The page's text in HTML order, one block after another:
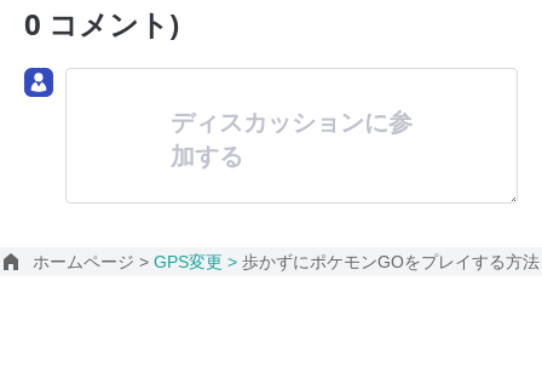
0 コメント)
ディスカッションに参
加する
ホームページ > GPS変更 > 歩かずにポケモンGOをプレイする方法